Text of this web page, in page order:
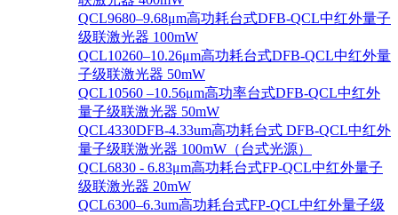
QCL9680–9.68μm高功耗台式DFB-QCL中红外量子
级联激光器 100mW
QCL10260–10.26μm高功耗台式DFB-QCL中红外量
子级联激光器 50mW
QCL10560 –10.56μm高功率台式DFB-QCL中红外
量子级联激光器 50mW
QCL4330DFB-4.33um高功耗台式 DFB-QCL中红外
量子级联激光器 100mW（台式光源）
QCL6830 - 6.83μm高功耗台式FP-QCL中红外量子
级联激光器 20mW
QCL6300–6.3um高功耗台式FP-QCL中红外量子级